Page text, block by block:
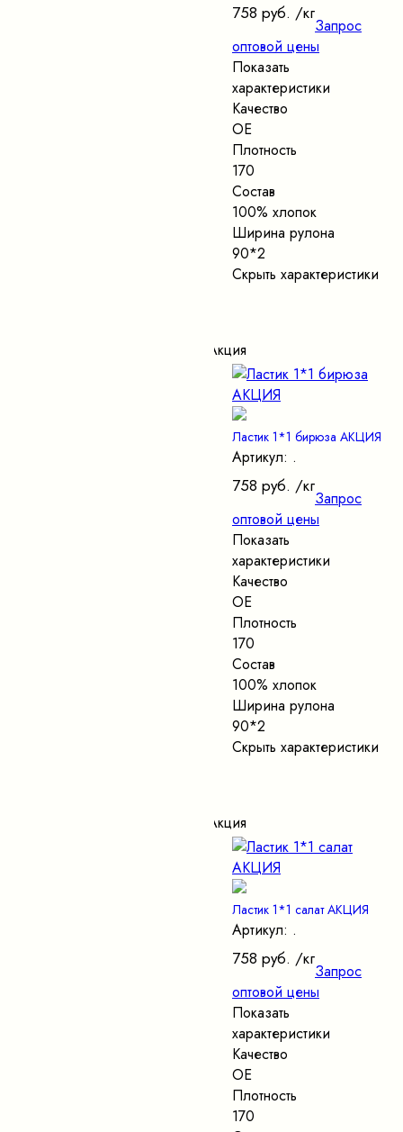
758 руб. /кг
Запрос
оптовой цены
Показать
характеристики
Качество
ОЕ
Плотность
170
Состав
100% хлопок
Ширина рулона
90*2
Скрыть характеристики
Акция
Ластик 1*1 бирюза АКЦИЯ
Артикул: .
758 руб. /кг
Запрос
оптовой цены
Показать
характеристики
Качество
ОЕ
Плотность
170
Состав
100% хлопок
Ширина рулона
90*2
Скрыть характеристики
Акция
Ластик 1*1 салат АКЦИЯ
Артикул: .
758 руб. /кг
Запрос
оптовой цены
Показать
характеристики
Качество
ОЕ
Плотность
170